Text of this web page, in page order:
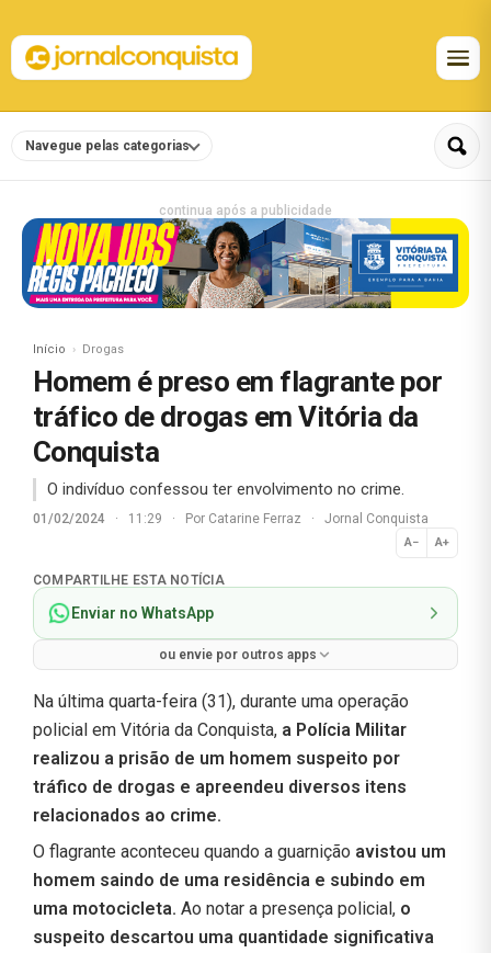
Navegue pelas categorias
continua após a publicidade
Início Drogas
Homem é preso em flagrante por
tráfico de drogas em Vitória da
Conquista
O indivíduo confessou ter envolvimento no crime.
01/02/2024 · 11:29 · Por Catarine Ferraz · Jornal Conquista
A− A+
Normal
COMPARTILHE ESTA NOTÍCIA
Enviar no WhatsApp
ou envie por outros apps
Na última quarta-feira (31), durante uma operação
policial em Vitória da Conquista, a Polícia Militar
realizou a prisão de um homem suspeito por
tráfico de drogas e apreendeu diversos itens
relacionados ao crime.
O flagrante aconteceu quando a guarnição avistou um
homem saindo de uma residência e subindo em
uma motocicleta. Ao notar a presença policial, o
suspeito descartou uma quantidade significativa